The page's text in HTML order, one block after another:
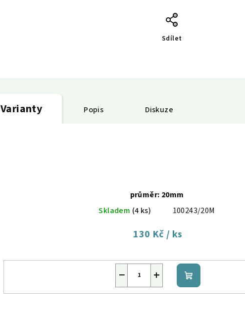
Sdílet
Varianty Popis Diskuze
průměr: 20mm
Skladem (4 ks) 100243/20M
130 Kč/ ks
+
− Do
košíku